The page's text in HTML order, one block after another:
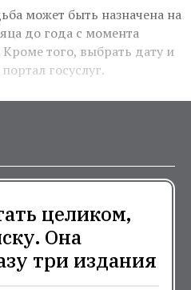
может быть назначена на
до года с момента
того, выбрать дату и
госуслуг.
целиком,
Она
три издания